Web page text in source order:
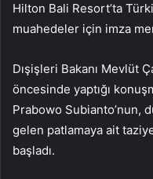
Hilton Bali Resort’ta
muahedeler için imza
Dışişleri Bakanı Mevlüt
öncesinde yaptığı
Prabowo Subianto’nun,
gelen patlamaya ait
başladı.